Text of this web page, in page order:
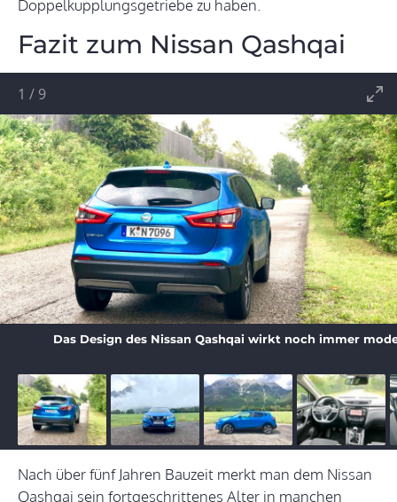
Doppelkupplungsgetriebe zu haben.
Fazit zum Nissan Qashqai
Das Design des Nissan Qashqai wirkt noch immer
1 / 9
Nach über fünf Jahren Bauzeit merkt man dem Nissan
Qashqai sein fortgeschrittenes Alter in manchen